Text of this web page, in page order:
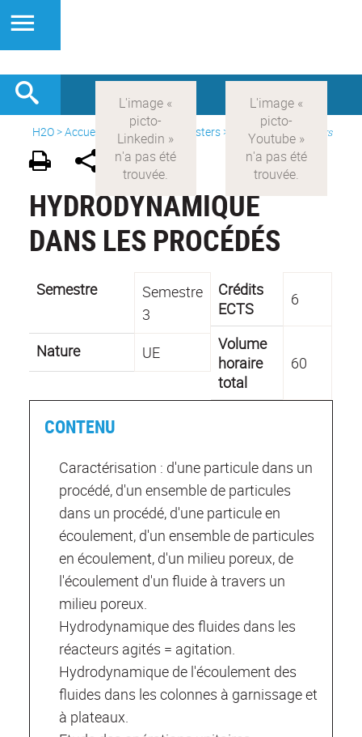
H2O>Accueil Formations Masters> Modules inter-masters
HYDRODYNAMIQUE
DANS LES PROCÉDÉS
Semestre
Semestre
3
Nature
UE
Crédits
ECTS
6
Volume
horaire
total
60
CONTENU
Caractérisation : d'une particule dans un
procédé, d'un ensemble de particules
dans un procédé, d'une particule en
écoulement, d'un ensemble de particules
en écoulement, d'un milieu poreux, de
l'écoulement d'un fluide à travers un
milieu poreux.
Hydrodynamique des fluides dans les
réacteurs agités = agitation.
Hydrodynamique de l'écoulement des
fluides dans les colonnes à garnissage et
à plateaux.